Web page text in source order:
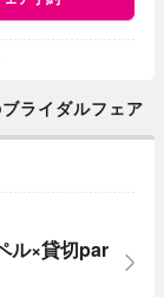
ライダルフェア
ル×貸切par